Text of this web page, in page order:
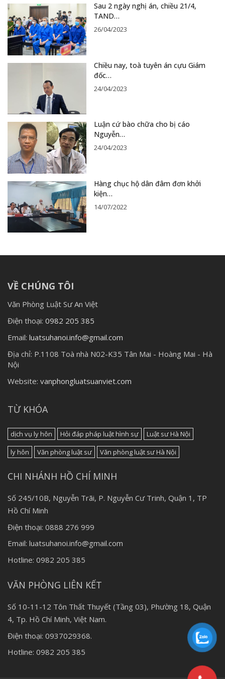
Sau 2 ngày nghị án, chiều 21/4,
TAND…
26/04/2023
Chiều nay, toà tuyên án cựu Giám
đốc…
24/04/2023
Luận cứ bào chữa cho bị cáo
Nguyễn…
24/04/2023
Hàng chục hộ dân đâm đơn khởi
kiện…
14/07/2022
VỀ CHÚNG TÔI
Văn Phòng Luật Sư An Việt
Điện thoại: 0982 205 385
Email: luatsuhanoi.info@gmail.com
Địa chỉ: P.1108 Toà nhà N02-K35 Tân Mai - Hoàng Mai - Hà
Nội
Website: vanphongluatsuanviet.com
TỪ KHÓA
dịch vụ ly hôn Hỏi đáp pháp luật hình sự
Luật sư Hà Nội
ly hôn
Văn phòng luật sư Văn phòng luật sư Hà Nội
CHI NHÁNH HỒ CHÍ MINH
Số 245/10B, Nguyễn Trãi, P. Nguyễn Cư Trinh, Quận 1, TP
Hồ Chí Minh
Điện thoại: 0888 276 999
Email: luatsuhanoi.info@gmail.com
Hotline: 0982 205 385
VĂN PHÒNG LIÊN KẾT
Số 10-11-12 Tôn Thất Thuyết (Tầng 03), Phường 18, Quận
4, Tp. Hồ Chí Minh, Việt Nam.
Điện thoại: 0937029368.
Hotline: 0982 205 385